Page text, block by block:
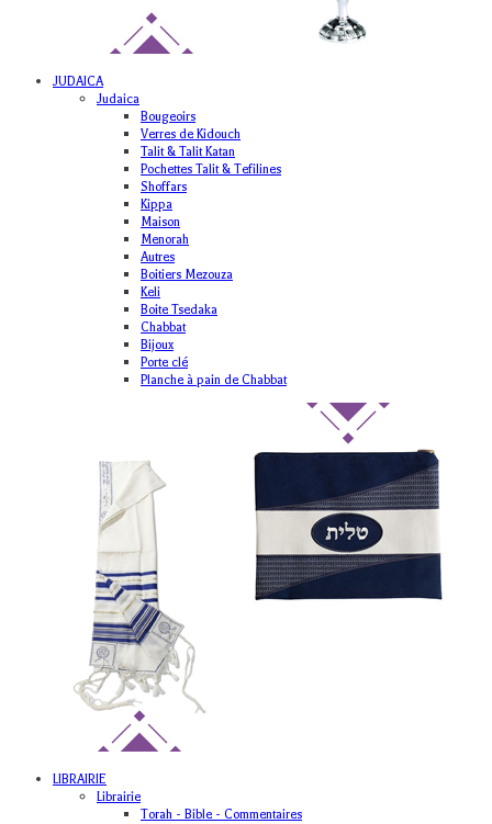
JUDAICA
Judaica
Bougeoirs
Verres de Kidouch
Talit & Talit Katan
Pochettes Talit & Tefilines
Shoffars
Kippa
Maison
Menorah
Autres
Boitiers Mezouza
Keli
Boite Tsedaka
Chabbat
Bijoux
Porte clé
Planche à pain de Chabbat
LIBRAIRIE
Librairie
Torah - Bible - Commentaires